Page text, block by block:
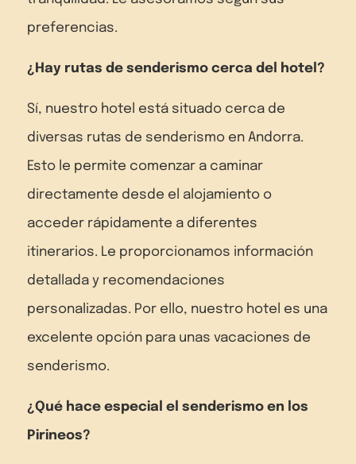
preferencias.
¿Hay rutas de senderismo cerca del hotel?
Sí, nuestro hotel está situado cerca de
diversas rutas de senderismo en Andorra.
Esto le permite comenzar a caminar
directamente desde el alojamiento o
acceder rápidamente a diferentes
itinerarios. Le proporcionamos información
detallada y recomendaciones
personalizadas. Por ello, nuestro hotel es una
excelente opción para unas vacaciones de
senderismo.
¿Qué hace especial el senderismo en los
Pirineos?